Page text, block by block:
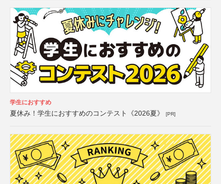
学生におすすめ
夏休み！学生におすすめのコンテスト《2026夏》 [PR]